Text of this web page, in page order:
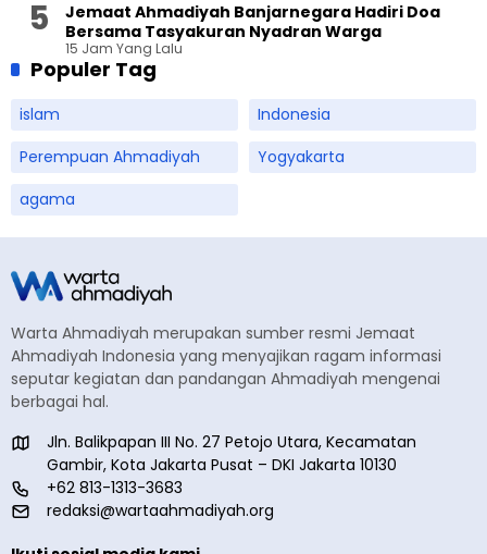
Jemaat Ahmadiyah Banjarnegara Hadiri Doa
Bersama Tasyakuran Nyadran Warga
15 Jam Yang Lalu
Populer Tag
islam
Indonesia
Perempuan Ahmadiyah
Yogyakarta
agama
Warta Ahmadiyah merupakan sumber resmi Jemaat
Ahmadiyah Indonesia yang menyajikan ragam informasi
seputar kegiatan dan pandangan Ahmadiyah mengenai
berbagai hal.
Jln. Balikpapan III No. 27 Petojo Utara, Kecamatan
Gambir, Kota Jakarta Pusat – DKI Jakarta 10130
+62 813-1313-3683
redaksi@wartaahmadiyah.org